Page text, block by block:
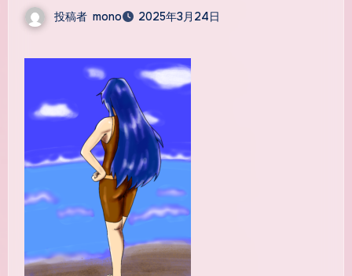
投稿者 mono 2025年3月24日